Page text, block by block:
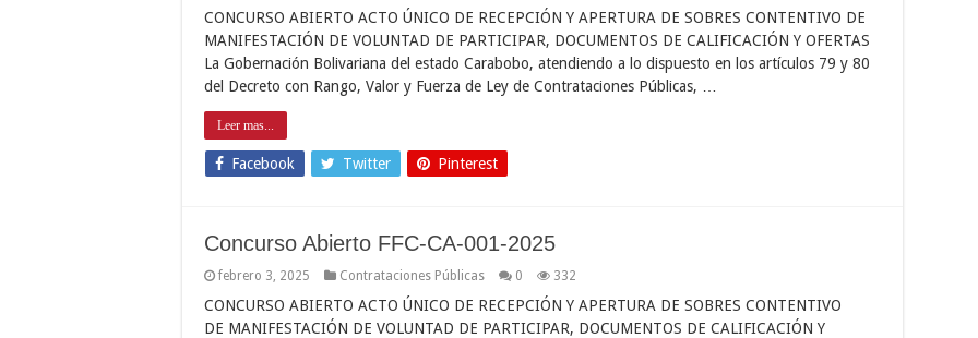
CONCURSO ABIERTO ACTO ÚNICO DE RECEPCIÓN Y APERTURA DE SOBRES CONTENTIVO DE
MANIFESTACIÓN DE VOLUNTAD DE PARTICIPAR, DOCUMENTOS DE CALIFICACIÓN Y OFERTAS
La Gobernación Bolivariana del estado Carabobo, atendiendo a lo dispuesto en los artículos 79 y 80
del Decreto con Rango, Valor y Fuerza de Ley de Contrataciones Públicas, …
Leer mas...
Facebook Twitter Pinterest
Concurso Abierto FFC-CA-001-2025
febrero 3, 2025 Contrataciones Públicas 0 332
CONCURSO ABIERTO ACTO ÚNICO DE RECEPCIÓN Y APERTURA DE SOBRES CONTENTIVO
DE MANIFESTACIÓN DE VOLUNTAD DE PARTICIPAR, DOCUMENTOS DE CALIFICACIÓN Y